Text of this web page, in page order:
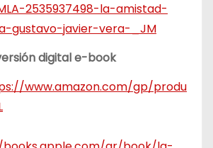
2535937498-la-amistad-
gustavo-javier-vera-_JM
digital e-book
www.amazon.com/gp/produ